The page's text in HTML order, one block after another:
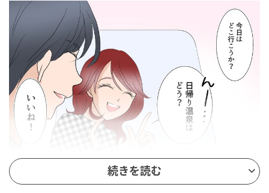
ウーマンエキサイト 続きを読む